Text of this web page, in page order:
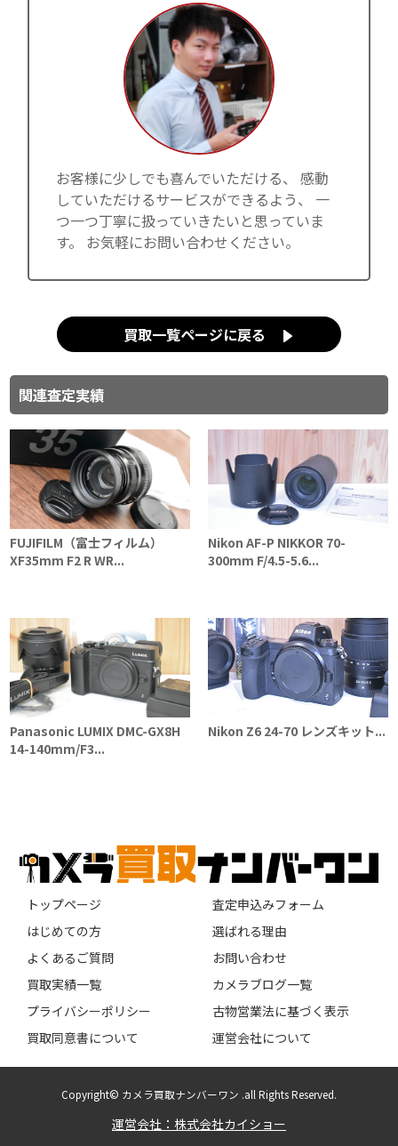
お客様に少しでも喜んでいただける、 感動
していただけるサービスができるよう、 一
つ一つ丁寧に扱っていきたいと思っていま
す。 お気軽にお問い合わせください。
買取一覧ページに戻る
関連査定実績
FUJIFILM（富士フィルム）
XF35mm F2 R WR...
Nikon AF-P NIKKOR 70-
300mm F/4.5-5.6...
Panasonic LUMIX DMC-GX8H
14-140mm/F3...
Nikon Z6 24-70 レンズキット...
トップページ
査定申込みフォーム
はじめての方
選ばれる理由
よくあるご質問
お問い合わせ
買取実績一覧
カメラブログ一覧
プライバシーポリシー
古物営業法に基づく表示
買取同意書について
運営会社について
Copyright© カメラ買取ナンバーワン .all Rights Reserved.
運営会社：株式会社カイショー